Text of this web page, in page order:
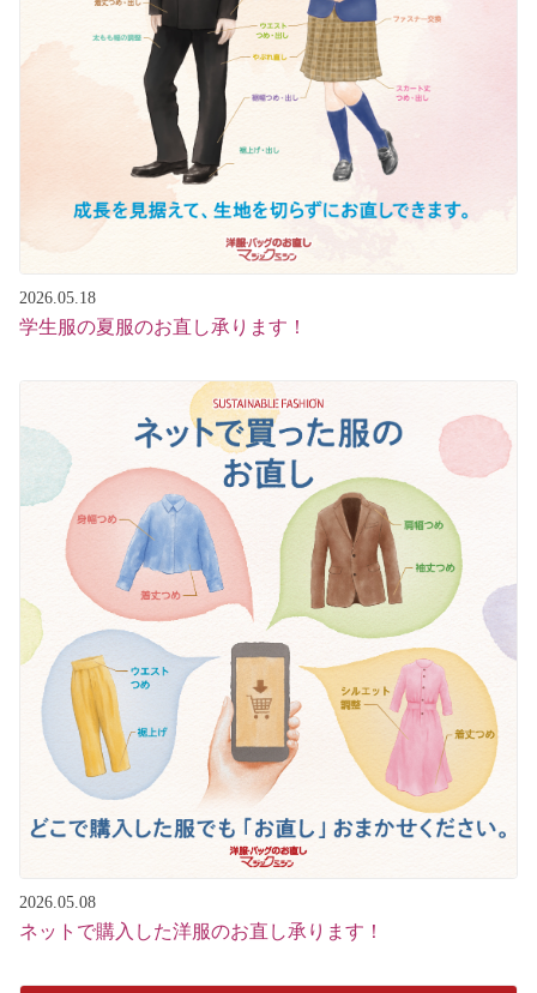
2026.05.18
学生服の夏服のお直し承ります！
2026.05.08
ネットで購入した洋服のお直し承ります！